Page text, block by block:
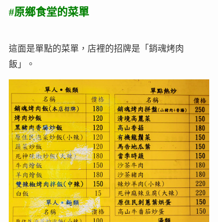
#原鄉食堂的菜單
這面是單點的菜單，店裡的招牌是「銷魂烤肉
飯」。